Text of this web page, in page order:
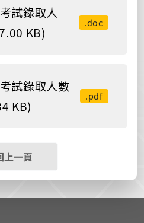
試錄取人
KB)
.doc
試錄取人數
KB)
.pdf
上一頁